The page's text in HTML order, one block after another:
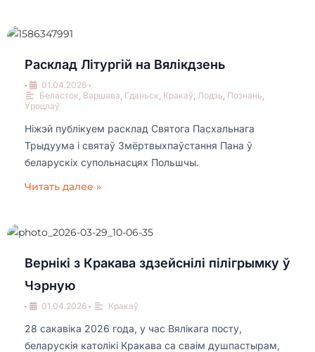
Расклад Літургій на Вялікдзень
• 01.04.2026 •
Беласток Варшава Гданьск Кракаў Лодзь Познань
Уроцлаў
Ніжэй публікуем расклад Святога Пасхальнага
Трыдуума і святаў Змёртвыхпаўстання Пана ў
беларускіх супольнасцях Польшчы.
Читать далее »
Вернікі з Кракава здзейснілі пілігрымку ў
Чэрную
• 01.04.2026 • Кракаў
28 сакавіка 2026 года, у час Вялікага посту,
беларускія католікі Кракава са сваім душпастырам,